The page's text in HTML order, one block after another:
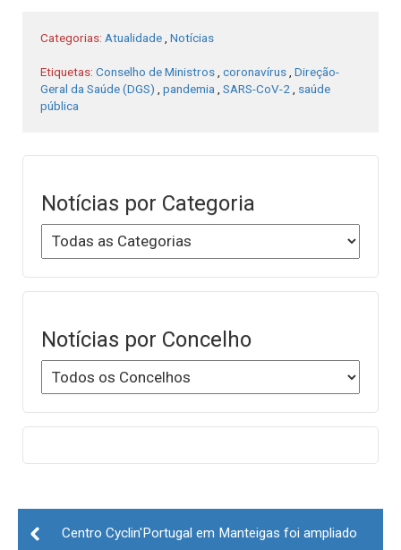
Categorias: Atualidade Notícias
Etiquetas: Conselho de Ministros coronavírus Direção-
Geral da Saúde (DGS)
pandemia SARS-CoV-2
saúde
pública
Notícias por Categoria
Notícias por Concelho
Post
navigation
Centro Cyclin'Portugal em Manteigas foi ampliado